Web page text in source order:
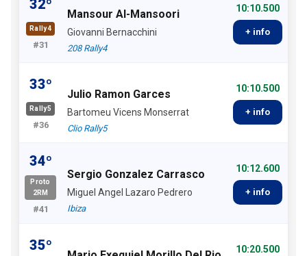
32º
Rally4
#31
Mansour Al-Mansoori
Giovanni Bernacchini
208 Rally4
10:10.500
+ info
33º
Rally5
#36
Julio Ramon Garces
Bartomeu Vicens Monserrat
Clio Rally5
10:10.500
+ info
34º
Proto
2RM
#41
Sergio Gonzalez Carrasco
Miguel Angel Lazaro Pedrero
Ibiza
10:12.600
+ info
35º 10:20.500